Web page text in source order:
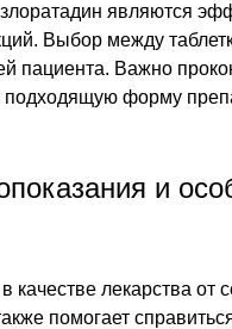
являются
Выбор между
пациента. Важно
форму
и
качестве лекарства от
помогает